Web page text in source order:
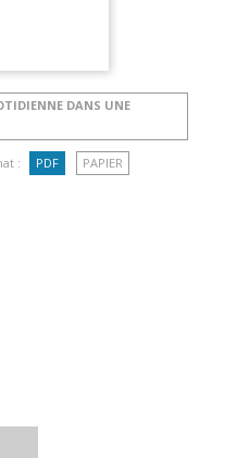
DANS UNE
: PDF PAPIER